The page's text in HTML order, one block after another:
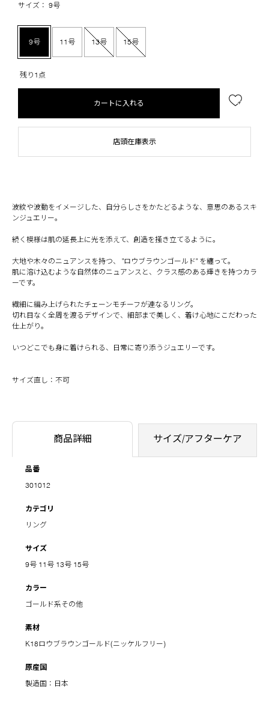
サイズ： 9号
9号 11号 13号 15号
残り1点
カートに入れる
店頭在庫表示
波紋や波動をイメージした、自分らしさをかたどるような、意思のあるスキ
ンジュエリー。
続く模様は肌の延長上に光を添えて、創造を掻き立てるように。
大地や木々のニュアンスを持つ、 "ロウブラウンゴールド" を纏って。
肌に溶け込むような自然体のニュアンスと、クラス感のある輝きを持つカラ
ーです。
繊細に編み上げられたチェーンモチーフが連なるリング。
切れ目なく全周を渡るデザインで、細部まで美しく、着け心地にこだわった
仕上がり。
いつどこでも身に着けられる、日常に寄り添うジュエリーです。
サイズ直し：不可
商品詳細 サイズ/アフターケア
品番
301012
カテゴリ
リング
サイズ
9号 11号 13号 15号
カラー
ゴールド系その他
素材
K18ロウブラウンゴールド(ニッケルフリー)
原産国
製造国：日本